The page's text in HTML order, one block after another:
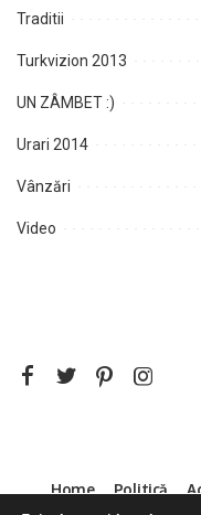
Traditii
Turkvizion 2013
UN ZÂMBET :)
Urari 2014
Vânzări
Video
Home Politică